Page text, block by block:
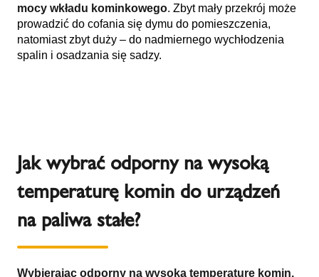
mocy wkładu kominkowego. Zbyt mały przekrój może
prowadzić do cofania się dymu do pomieszczenia,
natomiast zbyt duży – do nadmiernego wychłodzenia
spalin i osadzania się sadzy.
Jak wybrać odporny na wysoką
temperaturę komin do urządzeń
na paliwa stałe?
Wybierając odporny na wysoką temperaturę komin,